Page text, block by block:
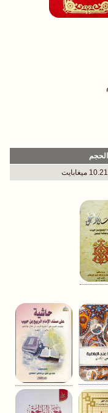
الحجم
10.21 ميغابايت